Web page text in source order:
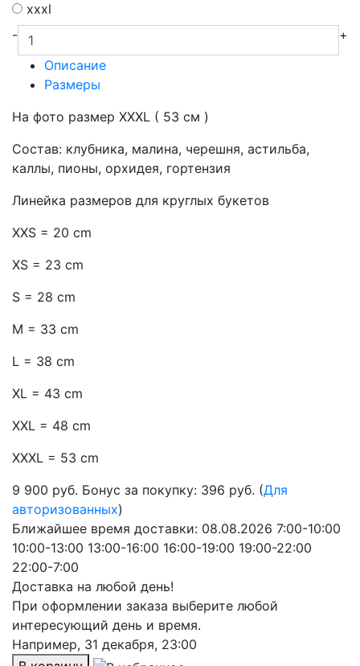
xxxl
-
+
Описание
Размеры
На фото размер XXXL ( 53 см )
Состав: клубника, малина, черешня, астильба,
каллы, пионы, орхидея, гортензия
Линейка размеров для круглых букетов
XXS = 20 cm
XS = 23 cm
S = 28 cm
M = 33 cm
L = 38 cm
XL = 43 cm
XXL = 48 cm
XXXL = 53 cm
9 900 руб. Бонус за покупку: 396 руб. (Для
авторизованных)
Ближайшее время доставки: 08.08.2026 7:00-10:00
10:00-13:00 13:00-16:00 16:00-19:00 19:00-22:00
22:00-7:00
Доставка на любой день!
При оформлении заказа выберите любой
интересующий день и время.
Например, 31 декабря, 23:00